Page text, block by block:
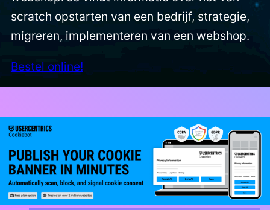
scratch opstarten van een bedrijf, strategie,
migreren, implementeren van een webshop.
Bestel online!